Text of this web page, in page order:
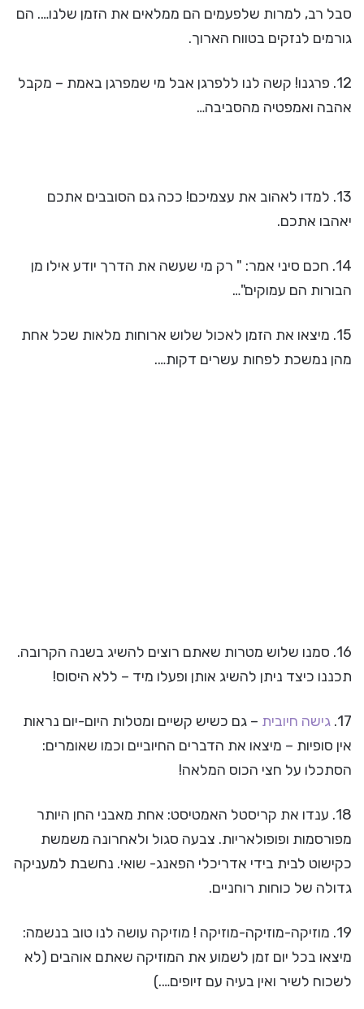
סבל רב, למרות שלפעמים הם ממלאים את הזמן שלנו…. הם
גורמים לנזקים בטווח הארוך.
12. פרגנו! קשה לנו ללפרגן אבל מי שמפרגן באמת – מקבל
אהבה ואמפטיה מהסביבה…
13. למדו לאהוב את עצמיכם! ככה גם הסובבים אתכם
יאהבו אתכם.
14. חכם סיני אמר: " רק מי שעשה את הדרך יודע אילו מן
הבורות הם עמוקים"…
15. מיצאו את הזמן לאכול שלוש ארוחות מלאות שכל אחת
מהן נמשכת לפחות עשרים דקות….
16. סמנו שלוש מטרות שאתם רוצים להשיג בשנה הקרובה.
תכננו כיצד ניתן להשיג אותן ופעלו מיד – ללא היסוס!
17. גישה חיובית – גם כשיש קשיים ומטלות היום-יום נראות
אין סופיות – מיצאו את הדברים החיוביים וכמו שאומרים:
הסתכלו על חצי הכוס המלאה!
18. ענדו את קריסטל האמטיסט: אחת מאבני החן היותר
מפורסמות ופופולאריות. צבעה סגול ולאחרונה משמשת
כקישוט לבית בידי אדריכלי הפאנג- שואי. נחשבת למעניקה
גדולה של כוחות רוחניים.
19. מוזיקה-מוזיקה-מוזיקה ! מוזיקה עושה לנו טוב בנשמה:
מיצאו בכל יום זמן לשמוע את המוזיקה שאתם אוהבים (לא
לשכוח לשיר ואין בעיה עם זיופים….)